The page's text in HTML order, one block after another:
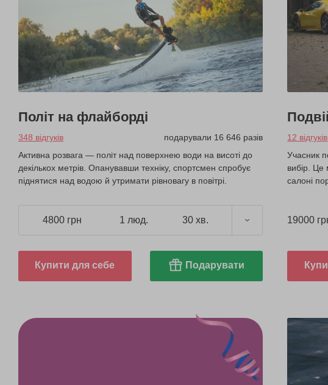
Політ на флайборді
348 відгуків
подарували 16 646 разів
Активна розвага — політ над поверхнею води на висоті до
декількох метрів. Опанувавши техніку, спортсмен спробує
піднятися над водою й утримати рівновагу в повітрі.
4800 грн 1 люд. 30 хв.
Купити для себе Подарувати
12 відгуків
Учасник
вибір.
салоні
19000